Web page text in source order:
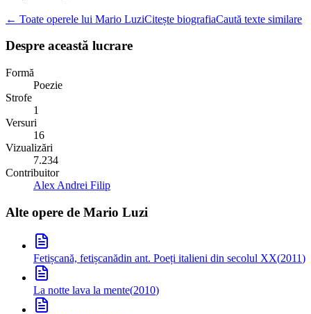
← Toate operele lui Mario LuziCitește biografiaCaută texte similare
Despre această lucrare
Formă
Poezie
Strofe
1
Versuri
16
Vizualizări
7.234
Contribuitor
Alex Andrei Filip
Alte opere de Mario Luzi
Fetișcană, fetișcanădin ant. Poeți italieni din secolul XX(2011)
La notte lava la mente(2010)